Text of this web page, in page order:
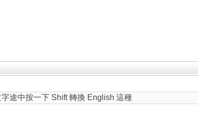
途中按一下 Shift 轉換 English 這種